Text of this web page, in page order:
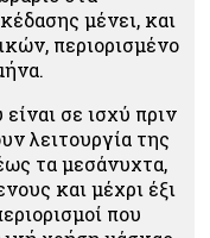
μένει, και
περιορισμένο
σε ισχύ πριν
λειτουργία της
τα μεσάνυχτα,
και μέχρι έξι
που